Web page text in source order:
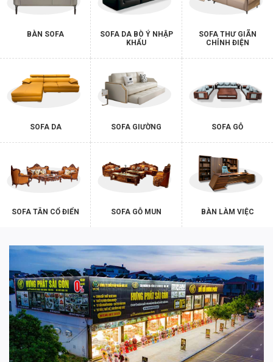
BÀN SOFA
SOFA DA BÒ Ý NHẬP
KHẨU
SOFA THƯ GIÃN
CHỈNH ĐIỆN
SOFA DA SOFA GIƯỜNG SOFA GỖ
SOFA TÂN CỔ ĐIỂN SOFA GỖ MUN BÀN LÀM VIỆC